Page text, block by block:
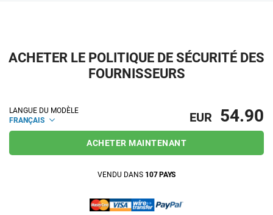
ACHETER LE POLITIQUE DE SÉCURITÉ DES
FOURNISSEURS
LANGUE DU MODÈLE
FRANÇAIS
EUR 54.90
ACHETER MAINTENANT
VENDU DANS 107 PAYS